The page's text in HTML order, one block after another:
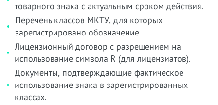
товарного знака с актуальным сроком действия.
Перечень классов МКТУ, для которых
зарегистрировано обозначение.
Лицензионный договор с разрешением на
использование символа R (для лицензиатов).
Документы, подтверждающие фактическое
использование знака в зарегистрированных
классах.